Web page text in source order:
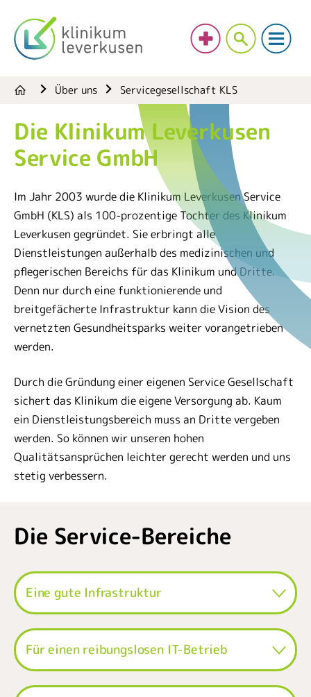
Über uns Servicegesellschaft KLS
Die Klinikum Leverkusen
Service GmbH
Im Jahr 2003 wurde die Klinikum Leverkusen Service
GmbH (KLS) als 100-prozentige Tochter des Klinikum
Leverkusen gegründet. Sie erbringt alle
Dienstleistungen außerhalb des medizinischen und
pflegerischen Bereichs für das Klinikum und Dritte.
Denn nur durch eine funktionierende und
breitgefächerte Infrastruktur kann die Vision des
vernetzten Gesundheitsparks weiter vorangetrieben
werden.
Durch die Gründung einer eigenen Service Gesellschaft
sichert das Klinikum die eigene Versorgung ab. Kaum
ein Dienstleistungsbereich muss an Dritte vergeben
werden. So können wir unseren hohen
Qualitätsansprüchen leichter gerecht werden und uns
stetig verbessern.
Die Service-Bereiche
Eine gute Infrastruktur
Für einen reibungslosen IT-Betrieb